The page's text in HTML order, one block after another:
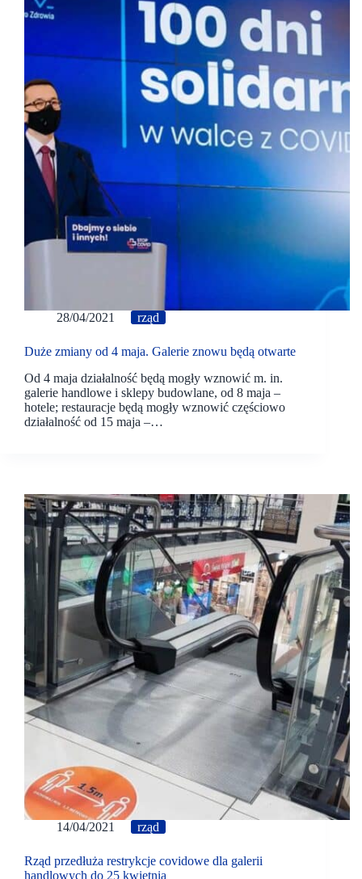
28/04/2021 rząd
Duże zmiany od 4 maja. Galerie znowu będą otwarte
Od 4 maja działalność będą mogły wznowić m. in.
galerie handlowe i sklepy budowlane, od 8 maja –
hotele; restauracje będą mogły wznowić częściowo
działalność od 15 maja –…
14/04/2021 rząd
Rząd przedłuża restrykcje covidowe dla galerii
handlowych do 25 kwietnia